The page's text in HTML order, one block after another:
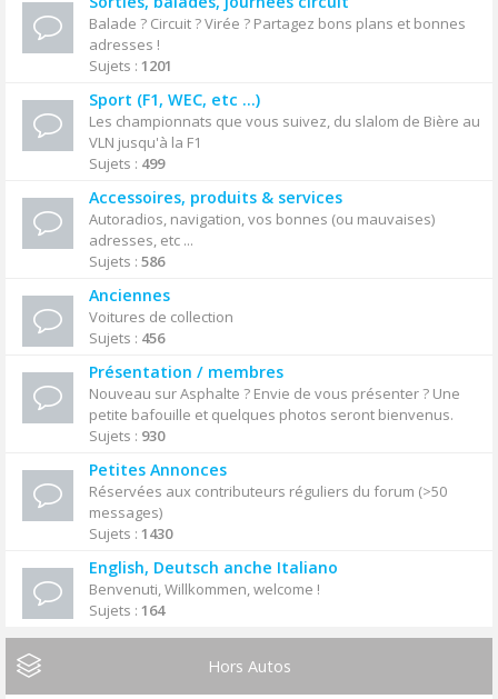
Balade ? Circuit ? Virée ? Partagez bons plans et bonnes
adresses !
Sujets : 1201
Sport (F1, WEC, etc ...)
Les championnats que vous suivez, du slalom de Bière au
VLN jusqu'à la F1
Sujets : 499
Accessoires, produits & services
Autoradios, navigation, vos bonnes (ou mauvaises)
adresses, etc ...
Sujets : 586
Anciennes
Voitures de collection
Sujets : 456
Présentation / membres
Nouveau sur Asphalte ? Envie de vous présenter ? Une
petite bafouille et quelques photos seront bienvenus.
Sujets : 930
Petites Annonces
Réservées aux contributeurs réguliers du forum (>50
messages)
Sujets : 1430
English, Deutsch anche Italiano
Benvenuti, Willkommen, welcome !
Sujets : 164
Hors Autos